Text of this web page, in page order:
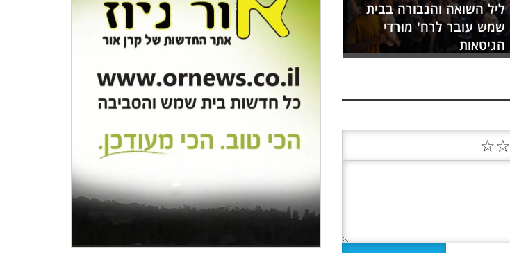
ליל השואה והגבורה בבית
שמש עובר לרח' מורדי
הגיטאות
☆
☆